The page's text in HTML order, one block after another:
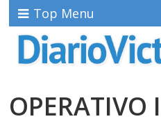
Top Menu
OPERATIVO